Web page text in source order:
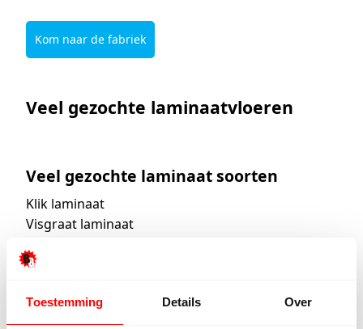
Toestemming Details Over
Kom naar de fabriek
Veel gezochte laminaatvloeren
Veel gezochte laminaat soorten
Klik laminaat
Visgraat laminaat
Breed laminaat